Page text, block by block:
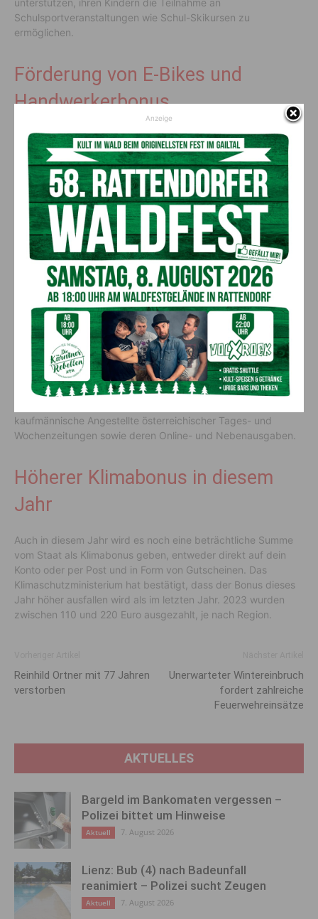
unterstützen, ihren Kindern die Teilnahme an
Schulsportveranstaltungen wie Schul-Skikursen zu
ermöglichen.
Förderung von E-Bikes und
Handwerkerbonus
Auch bei der Förderung von E-Bikes könnt ihr mehrere
hundert Euro sparen, wenn ihr einen entsprechendenBonus
beantragt. Dies gilt auch für bereits gekaufte Fahrräder,
solange der Kauf nicht länger als bis März zurückliegt. Zudem
gibt es den Handwerkerbonus, bei dem der Umbau und
Neubau durch professionelle Handwerker mit bis zu 2.000
Euro gefördert wird. Der Antrag kann zwar erst ab Juli gestellt
werden, aber du kannst auch Rechnungen einschicken, die ab
dem 1. März ausgestellt wurden.
Gehaltssteigerungen für
bestimmte Berufsgruppen
Mit dem Aprilgehalt können sich viele tausend Österreicher
über deutliche Gehaltserhöhungen freuen. Dies ergaben
zumindest die Kollektivvertragsverhandlungen der letzten
kaufmännische Angestellte österreichischer Tages- und
Wochenzeitungen sowie deren Online- und Nebenausgaben.
Höherer Klimabonus in diesem
Jahr
Auch in diesem Jahr wird es noch eine beträchtliche Summe
vom Staat als Klimabonus geben, entweder direkt auf dein
Konto oder per Post und in Form von Gutscheinen. Das
Klimaschutzministerium hat bestätigt, dass der Bonus dieses
Jahr höher ausfallen wird als im letzten Jahr. 2023 wurden
zwischen 110 und 220 Euro ausgezahlt, je nach Region.
Reinhild Ortner mit 77 Jahren
verstorben
Unerwarteter Wintereinbruch
fordert zahlreiche
Feuerwehreinsätze
AKTUELLES
Bargeld im Bankomaten vergessen –
Polizei bittet um Hinweise
Aktuell 7. August 2026
Lienz: Bub (4) nach Badeunfall
reanimiert – Polizei sucht Zeugen
Aktuell 7. August 2026
Anzeige